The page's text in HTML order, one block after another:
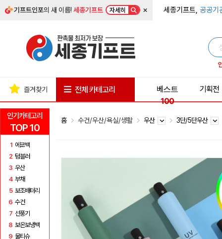
기프트인포의 새 이름!세종기프트 자세히 × 세종기프트, 공공기
인기카테고리
TOP 10
1 에코백
2 텀블러
3 우산
4 부채
5 보조배터리
6 수건
7 선풍기
8 보온보냉백
9 물티슈
즐겨찾기 전체 카테고리
베스트
100
기획전
홈 수건/우산/욕실/생활 우산 3단/5단우산